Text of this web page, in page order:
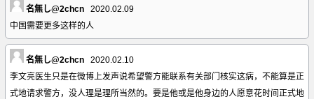
名無し@2chcn
2020.02.09
中国需要更多这样的人
名無し@2chcn
2020.02.10
李文亮医生只是在微博上发声说希望警方能联系有关部门核实这病，不能算是正
式地请求警方，没人理是理所当然的。要是他或是他身边的人愿意花时间正式地